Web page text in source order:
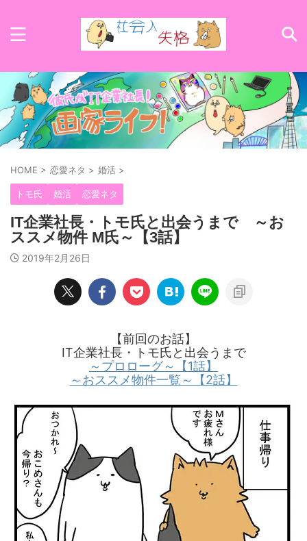
HOME > 恋愛ネタ > 婚活 >
トモ氏 婚活 恋愛ネタ
IT企業社長・トモ氏と出会うまで ～お
ススメ物件 M氏～【3話】
2019年2月26日
【前回のお話】
IT企業社長・トモ氏と出会うまで
～プロローグ～【1話】
～おススメ物件一覧～【2話】